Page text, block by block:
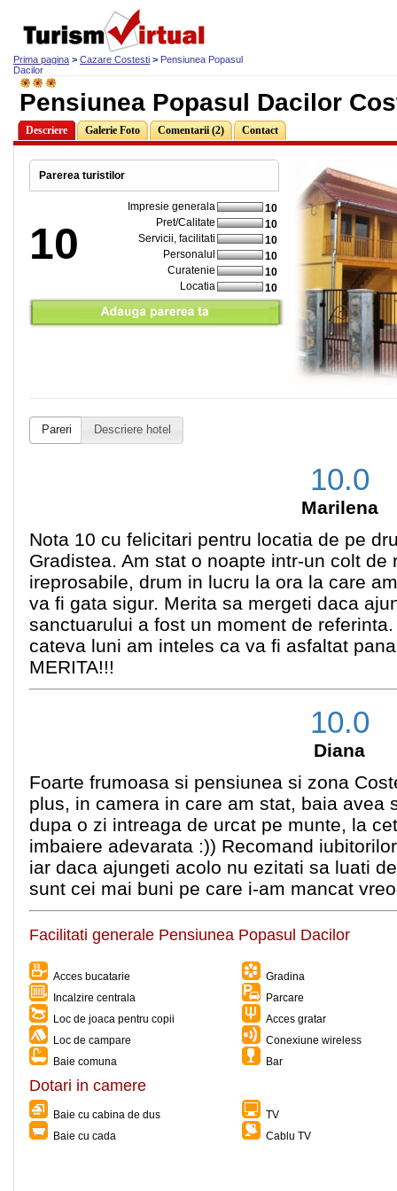
Prima pagina > Cazare Costesti > Pensiunea Popasul
Dacilor
Pensiunea Popasul Dacilor
Descriere Galerie Foto Comentarii (2) Contact
Parerea turistilor
10
Impresie generala
10
Pret/Calitate
10
Servicii, facilitati
10
Personalul
10
Curatenie
10
Locatia
10
Pareri Descriere hotel
10.0
Marilena
Nota 10 cu felicitari pentru locatia de pe
Gradistea. Am stat o noapte intr-un colt
ireprosabile, drum in lucru la ora la care
va fi gata sigur. Merita sa mergeti daca
sanctuarului a fost un moment de
cateva luni am inteles ca va fi asfaltat
MERITA!!!
10.0
Diana
Foarte frumoasa si pensiunea si zona
plus, in camera in care am stat, baia avea
dupa o zi intreaga de urcat pe munte, la
imbaiere adevarata :)) Recomand
iar daca ajungeti acolo nu ezitati sa luati
sunt cei mai buni pe care i-am mancat
Facilitati generale Pensiunea Popasul Dacilor
Acces bucatarie
Gradina
Incalzire centrala
Parcare
Loc de joaca pentru copii
Acces gratar
Loc de campare
Conexiune wireless
Baie comuna
Bar
Dotari in camere
Baie cu cabina de dus
TV
Baie cu cada
Cablu TV